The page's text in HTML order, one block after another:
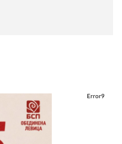
Error9